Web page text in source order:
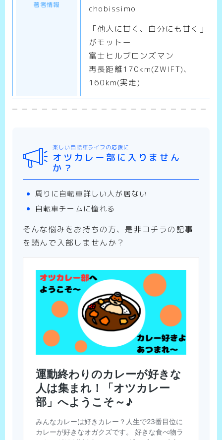
著者情報
chobissimo
「他人に甘く、自分にも甘く」
がモットー
富士ヒルブロンズマン
再長距離170km(ZWIFT)、
160km(実走)
楽しい自転車ライフの応援に
オツカレー部に入りません
か？
周りに自転車詳しい人が居ない
自転車チームに憧れる
そんな悩みをお持ちの方、是非コチラの記事
を読んで入部しませんか？